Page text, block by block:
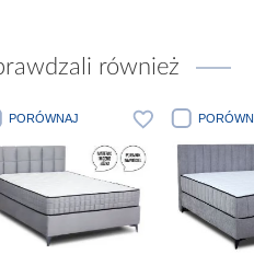
również
PORÓWNAJ